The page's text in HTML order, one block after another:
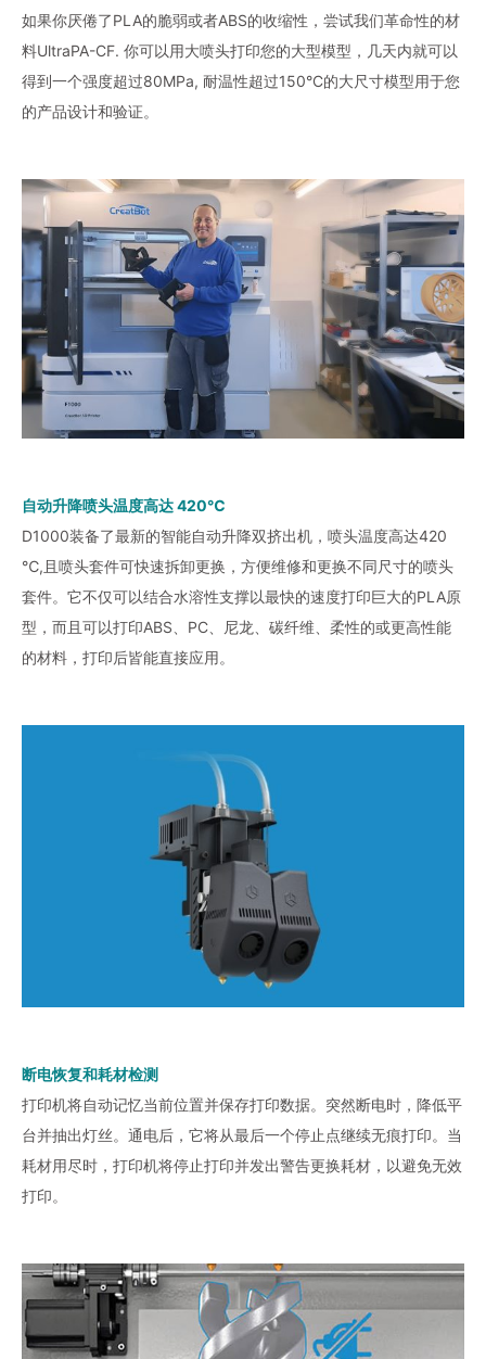
如果你厌倦了PLA的脆弱或者ABS的收缩性，尝试我们革命性的材
料UltraPA-CF. 你可以用大喷头打印您的大型模型，几天内就可以
得到一个强度超过80MPa, 耐温性超过150°C的大尺寸模型用于您
的产品设计和验证。
自动升降喷头温度高达 420℃
D1000装备了最新的智能自动升降双挤出机，喷头温度高达420
℃,且喷头套件可快速拆卸更换，方便维修和更换不同尺寸的喷头
套件。它不仅可以结合水溶性支撑以最快的速度打印巨大的PLA原
型，而且可以打印ABS、PC、尼龙、碳纤维、柔性的或更高性能
的材料，打印后皆能直接应用。
断电恢复和耗材检测
打印机将自动记忆当前位置并保存打印数据。突然断电时，降低平
台并抽出灯丝。通电后，它将从最后一个停止点继续无痕打印。当
耗材用尽时，打印机将停止打印并发出警告更换耗材，以避免无效
打印。